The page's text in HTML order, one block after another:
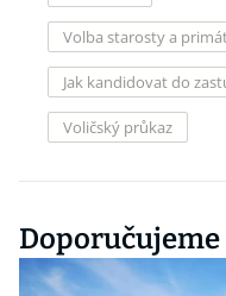
Volba starosty a
Jak kandidovat do
Voličský průkaz
Doporučujeme